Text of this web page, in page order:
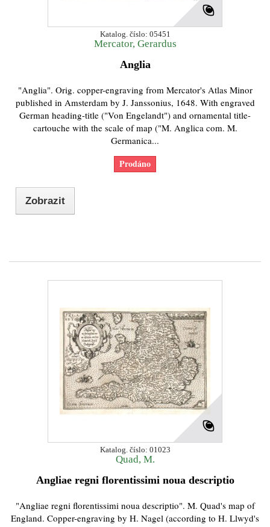
Katalog. číslo: 05451
Mercator, Gerardus
Anglia
"Anglia". Orig. copper-engraving from Mercator's Atlas Minor
published in Amsterdam by J. Janssonius, 1648. With engraved
German heading-title ("Von Engelandt") and ornamental title-
cartouche with the scale of map ("M. Anglica com. M.
Germanica...
Prodáno
Zobrazit
Katalog. číslo: 01023
Quad, M.
Angliae regni florentissimi noua descriptio
"Angliae regni florentissimi noua descriptio". M. Quad's map of
England. Copper-engraving by H. Nagel (according to H. Llwyd's